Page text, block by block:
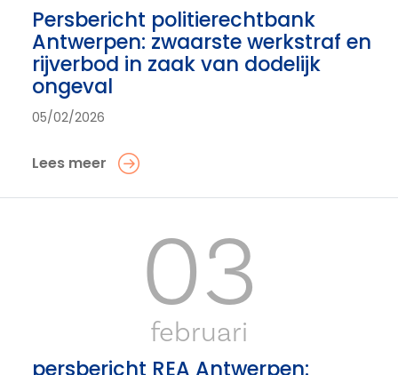
Persbericht politierechtbank
Antwerpen: zwaarste werkstraf en
rijverbod in zaak van dodelijk
ongeval
05/02/2026
Lees meer
03
februari
persbericht REA Antwerpen: